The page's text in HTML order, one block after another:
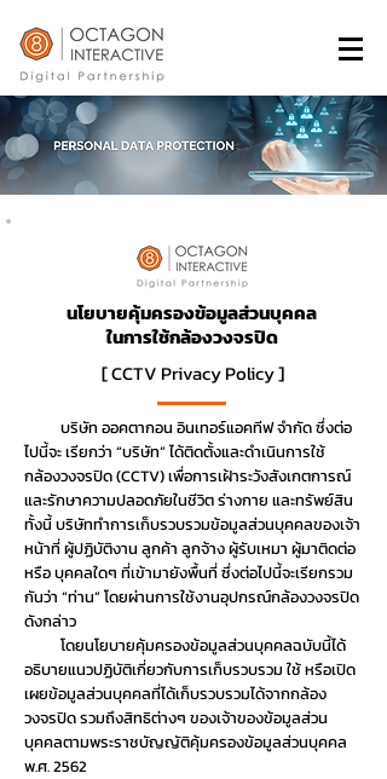
นโยบายคุ้มครองข้อมูลส่วนบุคคล
ในการใช้กล้องวงจรปิด
[ CCTV Privacy Policy ]
บริษัท ออคตากอน อินเทอร์แอคทีฟ จำกัด ซึ่งต่อ
ไปนี้จะ เรียกว่า “บริษัท” ได้ติดตั้งและดำเนินการใช้
กล้องวงจรปิด (CCTV) เพื่อการเฝ้าระวังสังเกตการณ์
และรักษาความปลอดภัยในชีวิต ร่างกาย และทรัพย์สิน
ทั้งนี้ บริษัททำการเก็บรวบรวมข้อมูลส่วนบุคคลของเจ้า
หน้าที่ ผู้ปฏิบัติงาน ลูกค้า ลูกจ้าง ผู้รับเหมา ผู้มาติดต่อ
หรือ บุคคลใดๆ ที่เข้ามายังพื้นที่ ซึ่งต่อไปนี้จะเรียกรวม
กันว่า “ท่าน” โดยผ่านการใช้งานอุปกรณ์กล้องวงจรปิด
ดังกล่าว
โดยนโยบายคุ้มครองข้อมูลส่วนบุคคลฉบับนี้ได้
อธิบายแนวปฏิบัติเกี่ยวกับการเก็บรวบรวม ใช้ หรือเปิด
เผยข้อมูลส่วนบุคคลที่ได้เก็บรวบรวมได้จากกล้อง
วงจรปิด รวมถึงสิทธิต่างๆ ของเจ้าของข้อมูลส่วน
บุคคลตามพระราชบัญญัติคุ้มครองข้อมูลส่วนบุคคล
พ.ศ. 2562